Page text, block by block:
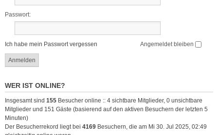
Passwort:
Ich habe mein Passwort vergessen Angemeldet bleiben
WER IST ONLINE?
Insgesamt sind 155 Besucher online :: 4 sichtbare Mitglieder, 0 unsichtbare
Mitglieder und 151 Gäste (basierend auf den aktiven Besuchern der letzten 5
Minuten)
Der Besucherrekord liegt bei 4169 Besuchern, die am Mi 30. Jul 2025, 02:49